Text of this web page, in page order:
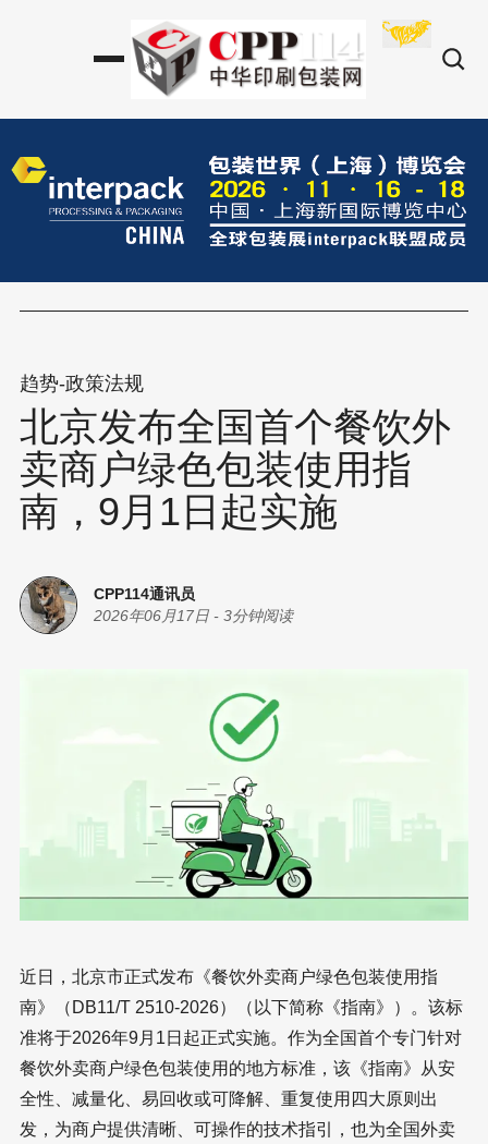
趋势-政策法规
北京发布全国首个餐饮外
卖商户绿色包装使用指
南，9月1日起实施
CPP114通讯员
2026年06月17日 - 3分钟阅读
近日，北京市正式发布《餐饮外卖商户绿色包装使用指
南》（DB11/T 2510-2026）（以下简称《指南》）。该标
准将于2026年9月1日起正式实施。作为全国首个专门针对
餐饮外卖商户绿色包装使用的地方标准，该《指南》从安
全性、减量化、易回收或可降解、重复使用四大原则出
发，为商户提供清晰、可操作的技术指引，也为全国外卖